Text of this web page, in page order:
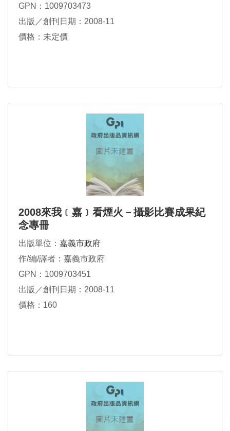
GPN：1009703473
出版／創刊日期：2008-11
價格：未定價
2008來我﹝嘉﹞看煙火－攝影比賽成果紀
念專冊
出版單位： 嘉義市政府
作/編/譯者：嘉義市政府
GPN：1009703451
出版／創刊日期：2008-11
價格：160